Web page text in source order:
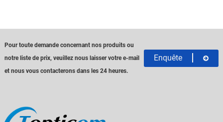
Pour toute demande concernant nos produits ou
notre liste de prix, veuillez nous laisser votre e-mail
et nous vous contacterons dans les 24 heures.
Enquête